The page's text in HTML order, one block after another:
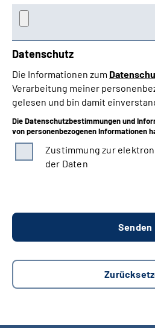
Datenschutz
Die Informationen zum
Verarbeitung meiner
gelesen und bin damit
Die Datenschutzbestimmungen und
Zustimmung zur
der Daten